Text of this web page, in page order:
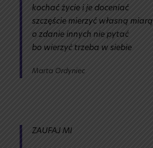
kochać życie i je doceniać
szczęście mierzyć własną miarą
o zdanie innych nie pytać
bo wierzyć trzeba w siebie
Marta Ordyniec
ZAUFAJ MI